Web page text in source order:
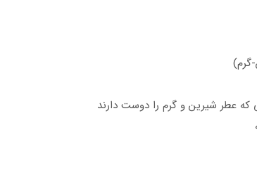
که عطر شیرین و گرم را دوست دارند